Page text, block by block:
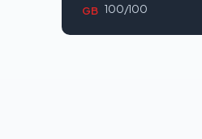
GB 100/100